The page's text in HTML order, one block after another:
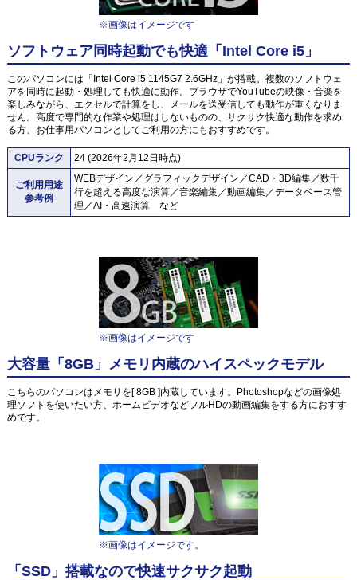
※画像はイメージです
ソフトウェア同時起動でも快適「Intel Core i5」
このパソコンには「Intel Core i5 1145G7 2.6GHz」が搭載。複数のソフトウェ
アを同時に起動・処理しても快適に動作。ブラウザでYouTubeの映像・音楽を
楽しみながら、エクセルで計算をし、メールを送受信しても動作が重くなりま
せん。高度で専門的な作業や処理はしないものの、サクサク快適な動作を求め
る方、お仕事用パソコンとしてご利用の方にもおすすめです。
CPUランク 24 (2026年2月12日時点)
ご利用用途
参考例
WEBデザイン／グラフィックデザイン／CAD・3D編集／数千
行を超える高度な演算／音楽編集／動画編集／データベース管
理／AI・高速演算 など
※画像はイメージです
大容量「8GB」メモリ内蔵のハイスペックモデル
こちらのパソコンはメモリを[ 8GB ]内蔵しています。Photoshopなどの画像処
理ソフトを使いたい方、ホームビデオなどフルHDの動画編集をする方におすす
めです。
※画像はイメージです。
「SSD」搭載なので快速サクサク起動